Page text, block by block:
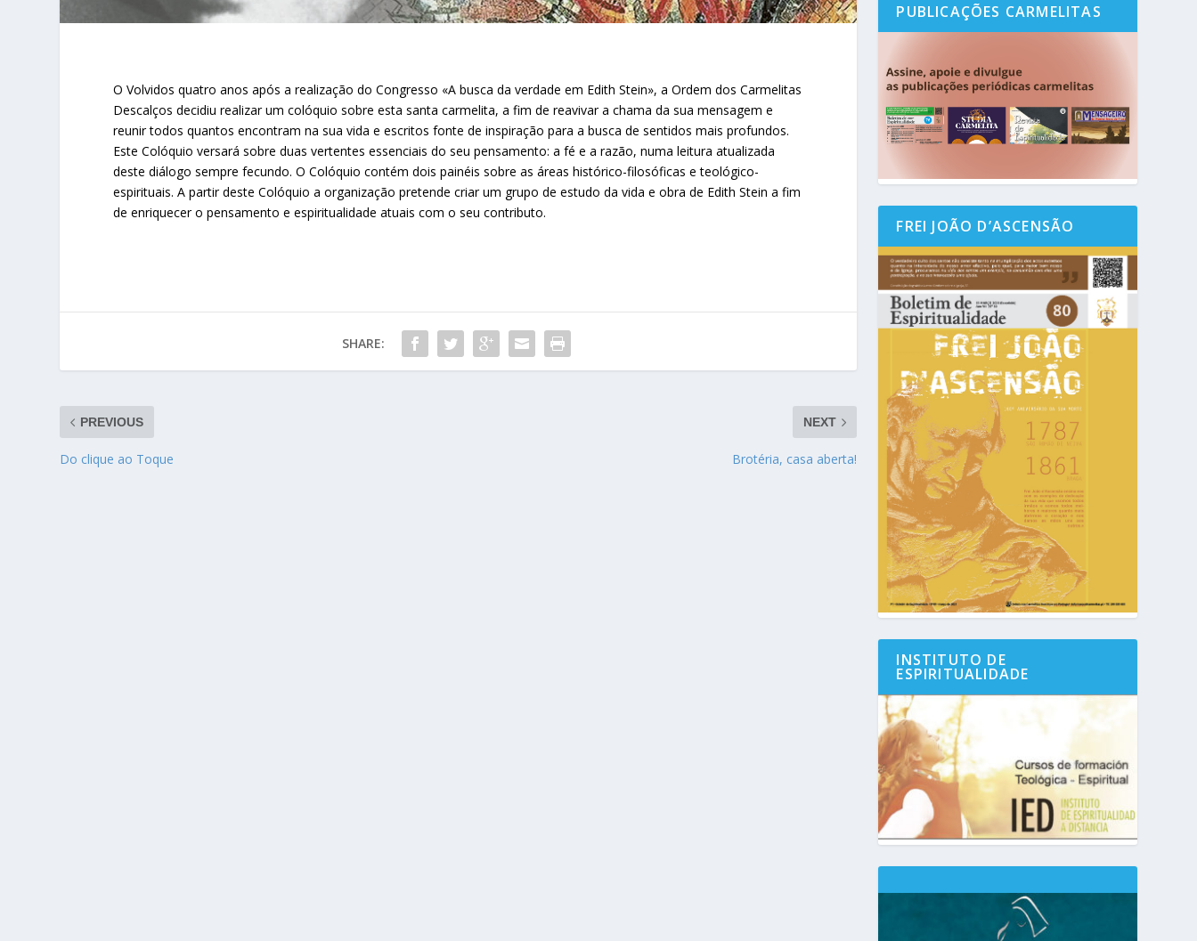
O Volvidos quatro anos após a realização do Congresso «A busca da verdade em Edith Stein», a Ordem dos Carmelitas
Descalços decidiu realizar um colóquio sobre esta santa carmelita, a fim de reavivar a chama da sua mensagem e
reunir todos quantos encontram na sua vida e escritos fonte de inspiração para a busca de sentidos mais profundos.
Este Colóquio versará sobre duas vertentes essenciais do seu pensamento: a fé e a razão, numa leitura atualizada
deste diálogo sempre fecundo. O Colóquio contém dois painéis sobre as áreas histórico-filosóficas e teológico-
espirituais. A partir deste Colóquio a organização pretende criar um grupo de estudo da vida e obra de Edith Stein a fim
de enriquecer o pensamento e espiritualidade atuais com o seu contributo.
SHARE:
PREVIOUS
Do clique ao Toque
NEXT
Brotéria, casa aberta!
PUBLICAÇÕES CARMELITAS
FREI JOÃO D’ASCENSÃO
INSTITUTO DE
ESPIRITUALIDADE